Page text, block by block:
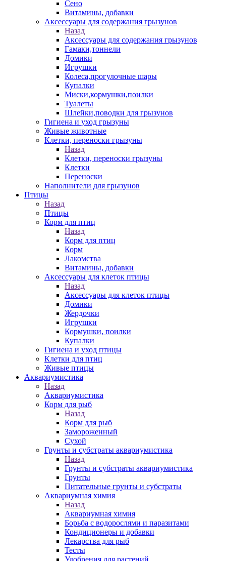
Сено
Витамины, добавки
Аксессуары для содержания грызунов
Назад
Аксессуары для содержания грызунов
Гамаки,тоннели
Домики
Игрушки
Колеса,прогулочные шары
Купалки
Миски,кормушки,поилки
Туалеты
Шлейки,поводки для грызунов
Гигиена и уход грызуны
Живые животные
Клетки, переноски грызуны
Назад
Клетки, переноски грызуны
Клетки
Переноски
Наполнители для грызунов
Птицы
Назад
Птицы
Корм для птиц
Назад
Корм для птиц
Корм
Лакомства
Витамины, добавки
Аксессуары для клеток птицы
Назад
Аксессуары для клеток птицы
Домики
Жердочки
Игрушки
Кормушки, поилки
Купалки
Гигиена и уход птицы
Клетки для птиц
Живые птицы
Аквариумистика
Назад
Аквариумистика
Корм для рыб
Назад
Корм для рыб
Замороженный
Сухой
Грунты и субстраты аквариумистика
Назад
Грунты и субстраты аквариумистика
Грунты
Питательные грунты и субстраты
Аквариумная химия
Назад
Аквариумная химия
Борьба с водорослями и паразитами
Кондиционеры и добавки
Лекарства для рыб
Тесты
Удобрения для растений